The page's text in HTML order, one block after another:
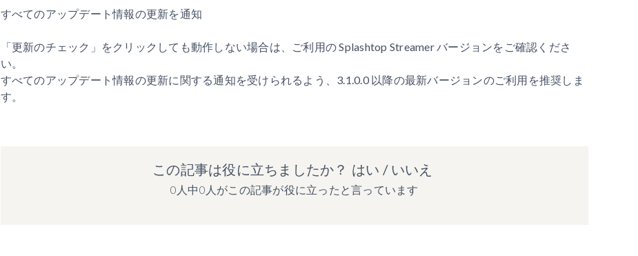
すべてのアップデート情報の更新を通知
「更新のチェック」をクリックしても動作しない場合は、ご利用の Splashtop Streamer バージョンをご確認くださ
い。
すべてのアップデート情報の更新に関する通知を受けられるよう、3.1.0.0 以降の最新バージョンのご利用を推奨しま
す。
この記事は役に立ちましたか？ はい / いいえ
0人中0人がこの記事が役に立ったと言っています